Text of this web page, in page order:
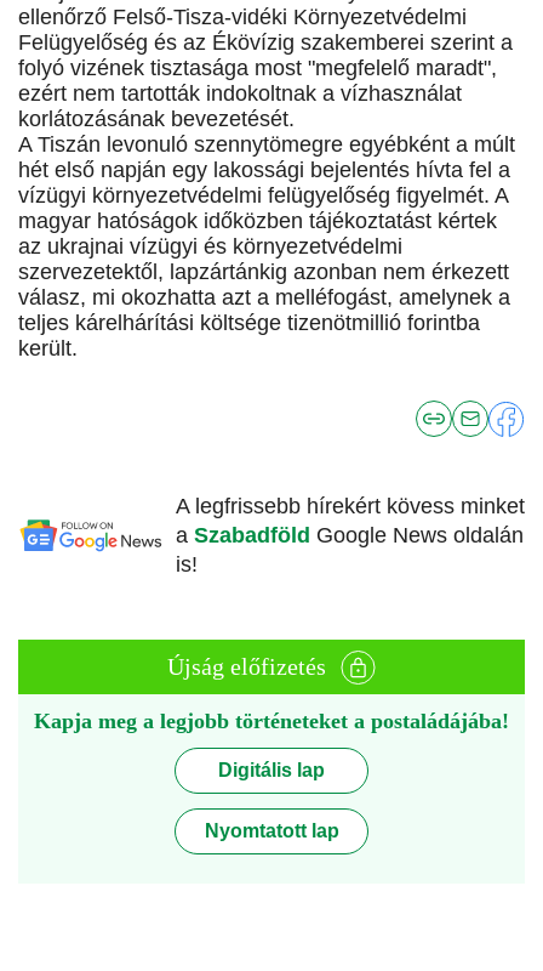
ellenőrző Felső-Tisza-vidéki Környezetvédelmi
Felügyelőség és az Ékövízig szakemberei szerint a
folyó vizének tisztasága most "megfelelő maradt",
ezért nem tartották indokoltnak a vízhasználat
korlátozásának bevezetését.
A Tiszán levonuló szennytömegre egyébként a múlt
hét első napján egy lakossági bejelentés hívta fel a
vízügyi környezetvédelmi felügyelőség figyelmét. A
magyar hatóságok időközben tájékoztatást kértek
az ukrajnai vízügyi és környezetvédelmi
szervezetektől, lapzártánkig azonban nem érkezett
válasz, mi okozhatta azt a melléfogást, amelynek a
teljes kárelhárítási költsége tizenötmillió forintba
került.
A legfrissebb hírekért kövess minket
a Szabadföld Google News oldalán
is!
Újság előfizetés
Kapja meg a legjobb történeteket a postaládájába!
Digitális lap
Nyomtatott lap